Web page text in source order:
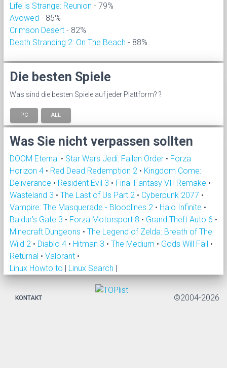
Life is Strange: Reunion - 79%
Avowed - 85%
Crimson Desert - 82%
Death Stranding 2: On The Beach - 88%
Die besten Spiele
Was sind die besten Spiele auf jeder Plattform? ?
PC ALL
Was Sie nicht verpassen sollten
DOOM Eternal • Star Wars Jedi: Fallen Order • Forza
Horizon 4 • Red Dead Redemption 2 • Kingdom Come:
Deliverance • Resident Evil 3 • Final Fantasy VII Remake •
Wasteland 3 • The Last of Us Part 2 • Cyberpunk 2077 •
Vampire: The Masquerade - Bloodlines 2 • Halo Infinite •
Baldur's Gate 3 • Forza Motorsport 8 • Grand Theft Auto 6 •
Minecraft Dungeons • The Legend of Zelda: Breath of The
Wild 2 • Diablo 4 • Hitman 3 • The Medium • Gods Will Fall •
Returnal • Valorant •
Linux Howto to | Linux Search |
KONTAKT ©2004-2026